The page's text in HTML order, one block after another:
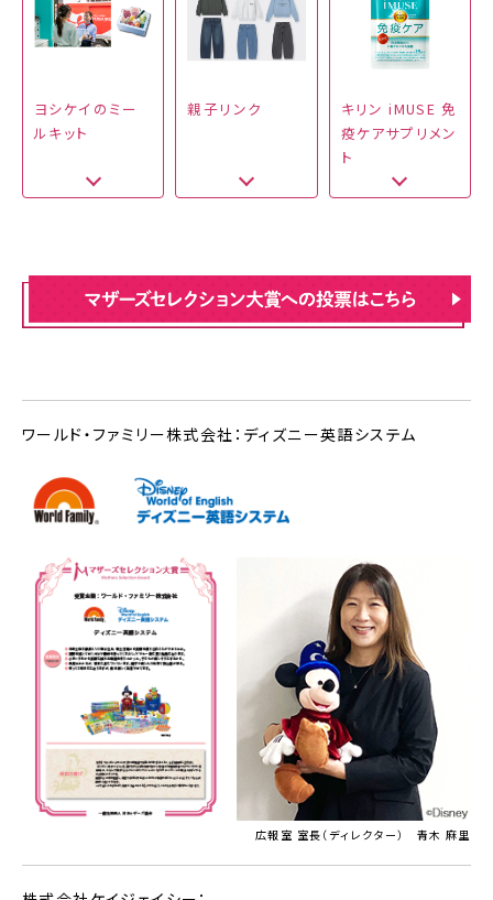
ヨシケイのミー
ルキット
親子リンク
キリン iMUSE 免
疫ケアサプリメン
ト
ワールド・ファミリー株式会社：ディズニー英語システム
広報室 室長（ディレクター） 青木 麻里